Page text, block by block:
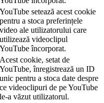
YouTube setează acest cookie
pentru a stoca preferințele
video ale utilizatorului care
utilizează videoclipul
YouTube încorporat.
Acest cookie, setat de
YouTube, înregistrează un ID
unic pentru a stoca date despre
ce videoclipuri de pe YouTube
le-a văzut utilizatorul.